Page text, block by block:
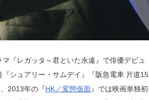
『レガッタ～君といた永遠』で俳優デビュ
シュアリー・サムデイ』『阪急電車 片道15
2013年の『HK／変態仮面』では映画単独初